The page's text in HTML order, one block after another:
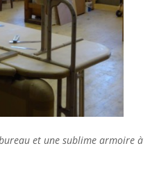
et une sublime armoire à